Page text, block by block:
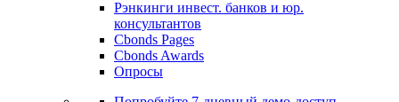
Рэнкинги инвест. банков и юр.
консультантов
Cbonds Pages
Cbonds Awards
Опросы